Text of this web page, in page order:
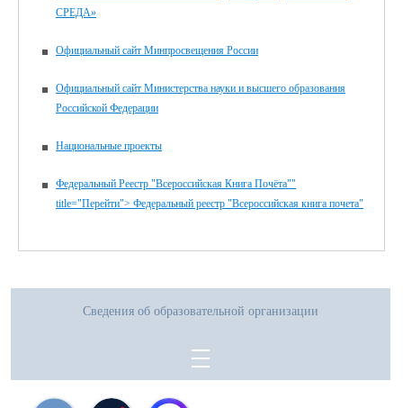
СРЕДА»
Официальный сайт Минпросвещения России
Официальный сайт Министерства науки и высшего образования
Российской Федерации
Национальные проекты
Федеральный Реестр "Всероссийская Книга Почёта""
title="Перейти"> Федеральный реестр "Всероссийская книга почета"
Сведения об образовательной организации